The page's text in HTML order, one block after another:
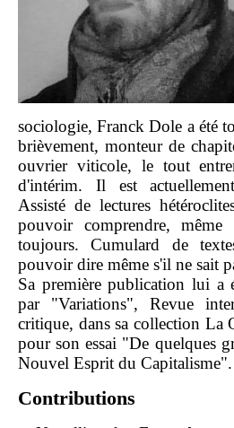
sociologie, Franck Dole a été
brièvement, monteur de
ouvrier viticole, le tout
d'intérim. Il est
Assisté de lectures
pouvoir comprendre,
toujours. Cumulard de
pouvoir dire même s'il ne sait
Sa première publication lui a
par "Variations", Revue
critique, dans sa collection La
pour son essai "De quelques
Nouvel Esprit du Capitalisme".
Contributions